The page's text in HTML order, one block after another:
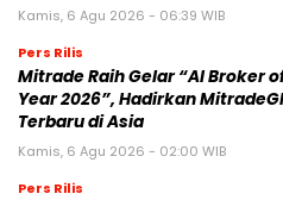
Kamis, 6 Agu 2026 - 06:39 WIB
Pers Rilis
Mitrade Raih Gelar “AI Broker
Year 2026”, Hadirkan
Terbaru di Asia
Kamis, 6 Agu 2026 - 02:00 WIB
Pers Rilis